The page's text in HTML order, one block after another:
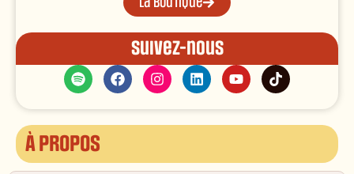
Suivez-nous
À propos